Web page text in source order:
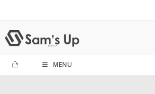
MENU